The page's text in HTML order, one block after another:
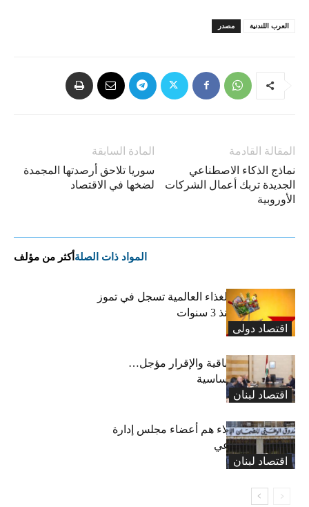
مصدر العرب اللندنية
المادة السابقة
سوريا تلاحق أرصدتها المجمدة
لضخها في الاقتصاد
المقالة القادمة
نماذج الذكاء الاصطناعي
الجديدة تربك أعمال الشركات
الأوروبية
المواد ذات الصلة أكثر من مؤلف
اقتصاد دولی
“الفاو”: أسعار الغذاء العالمية تسجل في تموز
أعلى مستوى منذ 3 سنوات
اقتصاد لبنان
رسوم النفايات باقية والإقرار مؤجل…
واستثناء لمواد أساسية
اقتصاد لبنان
بعد 19 عاماً: هؤلاء هم أعضاء مجلس إدارة
الضمان الاجتماعي